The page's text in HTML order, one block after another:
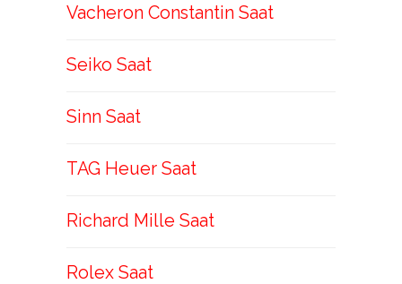
Vacheron Constantin Saat
Seiko Saat
Sinn Saat
TAG Heuer Saat
Richard Mille Saat
Rolex Saat